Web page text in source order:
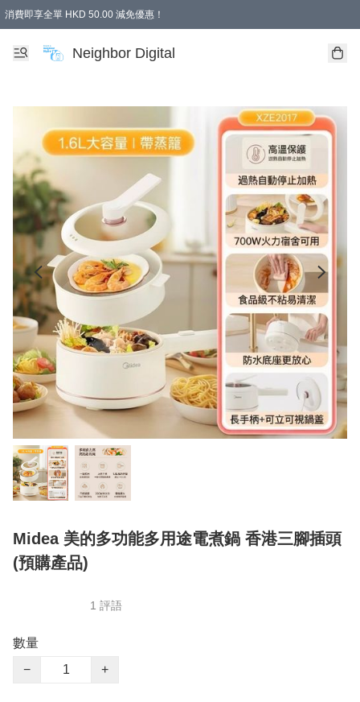
消費即享全單 HKD 50.00 減免優惠！
Neighbor Digital
Midea 美的多功能多用途電煮鍋 香港三腳插頭
(預購產品)
1 評語
數量
−
+